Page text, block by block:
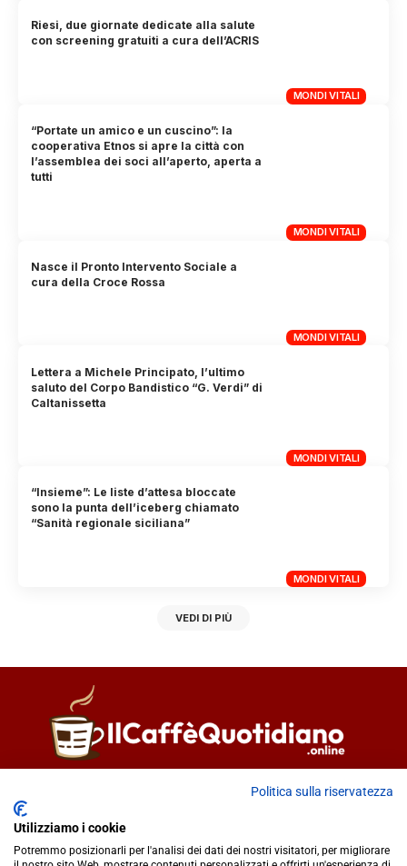
MONDI VITALI
Riesi, due giornate dedicate alla salute
con screening gratuiti a cura dell’ACRIS
MONDI VITALI
“Portate un amico e un cuscino”: la
cooperativa Etnos si apre la città con
l’assemblea dei soci all’aperto, aperta a
tutti
MONDI VITALI
Nasce il Pronto Intervento Sociale a
cura della Croce Rossa
MONDI VITALI
Lettera a Michele Principato, l’ultimo
saluto del Corpo Bandistico “G. Verdi” di
Caltanissetta
MONDI VITALI
“Insieme”: Le liste d’attesa bloccate
sono la punta dell’iceberg chiamato
“Sanità regionale siciliana”
VEDI DI PIÙ
Fiorella Falci
redazione@ilcaffequotidiano.online
C.F. 92076900858
Politica sulla riservatezza
Utilizziamo i cookie
Potremmo posizionarli per l'analisi dei dati dei nostri visitatori, per migliorare